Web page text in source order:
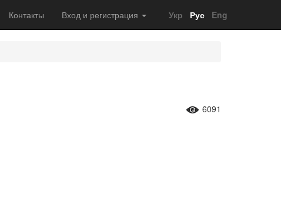
Контакты Вход и регистрация Укр Рус Eng
6091